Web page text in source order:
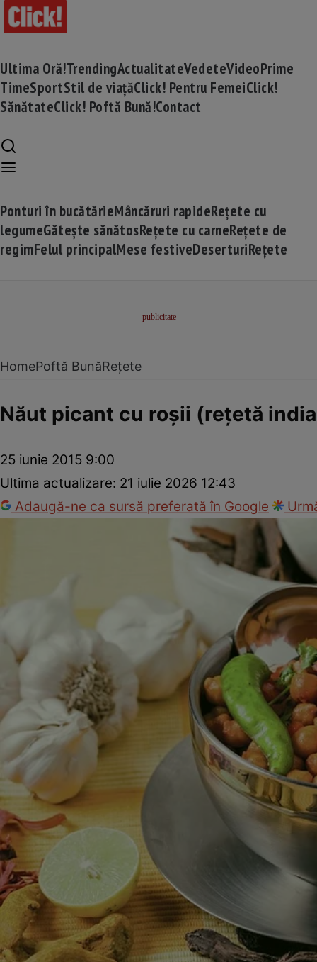
Ultima Oră!TrendingActualitateVedeteVideoPrime
TimeSportStil de viațăClick! Pentru FemeiClick!
SănătateClick! Poftă Bună!Contact
Ponturi în bucătărieMâncăruri rapideRețete cu
legumeGătește sănătosRețete cu carneRețete de
regimFelul principalMese festiveDeserturiRețete
HomePoftă BunăRețete
Năut picant cu roşii (reţetă
25 iunie 2015 9:00
Ultima actualizare: 21 iulie 2026 12:43
Adaugă-ne ca sursă preferată în Google